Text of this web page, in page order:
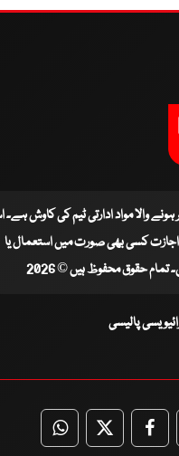
ہونے والا مواد ادارتی ٹیم کی کاوش
اجازت کسی بھی صورت میں استعمال یا
حقوق محفوظ ہیں © 2026
پالیسی
WhatsApp
Twitter